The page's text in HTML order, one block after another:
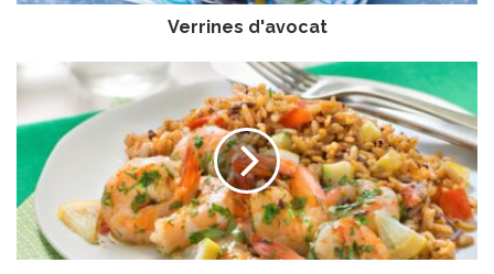
Verrines d'avocat
t
e
s